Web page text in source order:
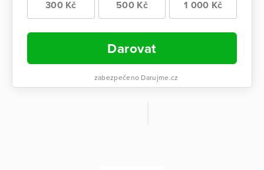
300 Kč 500 Kč 1 000 Kč
Darovat
zabezpečeno Darujme.cz